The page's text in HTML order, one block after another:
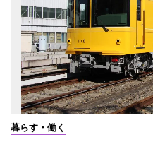
暮らす・働く